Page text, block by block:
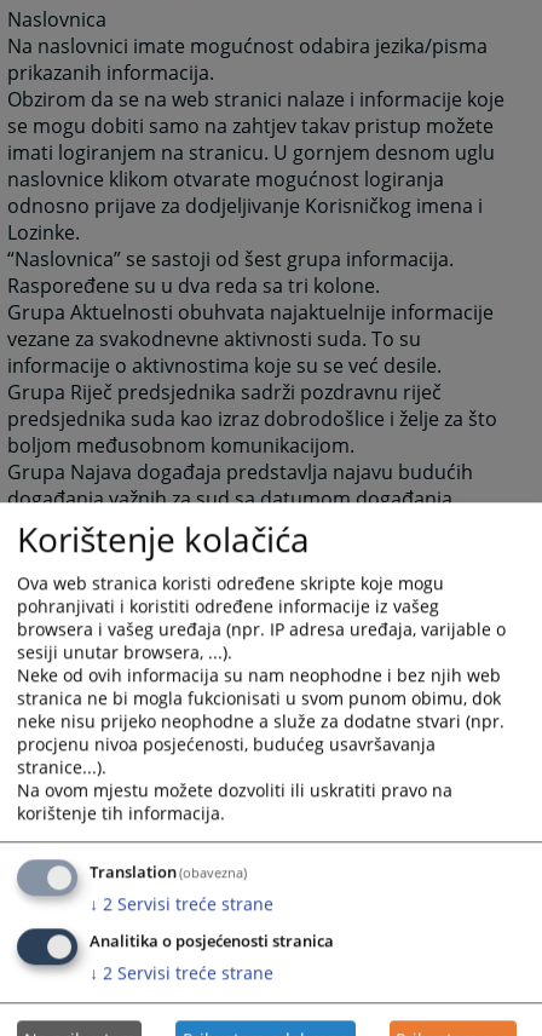
Naslovnica
Na naslovnici imate mogućnost odabira jezika/pisma
prikazanih informacija.
Obzirom da se na web stranici nalaze i informacije koje
se mogu dobiti samo na zahtjev takav pristup možete
imati logiranjem na stranicu. U gornjem desnom uglu
naslovnice klikom otvarate mogućnost logiranja
odnosno prijave za dodjeljivanje Korisničkog imena i
Lozinke.
“Naslovnica” se sastoji od šest grupa informacija.
Raspoređene su u dva reda sa tri kolone.
Grupa Aktuelnosti obuhvata najaktuelnije informacije
vezane za svakodnevne aktivnosti suda. To su
informacije o aktivnostima koje su se već desile.
Grupa Riječ predsjednika sadrži pozdravnu riječ
predsjednika suda kao izraz dobrodošlice i želje za što
boljom međusobnom komunikacijom.
Grupa Najava događaja predstavlja najavu budućih
događanja važnih za sud sa datumom događanja.
Grupa često postavljana pitanja prikazuje pitanja i
odgovore koji su najčešće postavljana sudu, a vezana
su za rad suda ili druge aktivnosti vezane za sam sud.
Grupa Raspored suđenja prikazuje detaljne informacije
o suđenjima u sudu za određeni vremenski period.
Grupa Vijesti iz pravosuđa obuhvata informacije koje
su vezane za pravosuđe BiH u cjelini.
Unutar svih grupa starije novosti i informacije osim
onih koje su na naslovnici nisu zbrisane. Klikom na riječ
“više” prebaciti će vas arhivu aktuelnosti ili drugih
informacija.
Rad suda
Klikom na Rad suda otvoriti će vam se web stranicama
sa svim novostima (arhivom) koje su vezane za rad
suda.
Klikom na neku od kategorija možete dobiti
informacije: o dokumentima koje na sudu možete
dobiti, o samoj organizaciji suda, o statistici o protoku
predmeta, o osnivanju suda, o uposlenicima suda.
Korištenje kolačića
Ova web stranica koristi određene skripte koje mogu
pohranjivati i koristiti određene informacije iz vašeg
browsera i vašeg uređaja (npr. IP adresa uređaja, varijable o
sesiji unutar browsera, ...).
Neke od ovih informacija su nam neophodne i bez njih web
stranica ne bi mogla fukcionisati u svom punom obimu, dok
neke nisu prijeko neophodne a služe za dodatne stvari (npr.
procjenu nivoa posjećenosti, budućeg usavršavanja
stranice...).
Na ovom mjestu možete dozvoliti ili uskratiti pravo na
korištenje tih informacija.
Translation(obavezna)
↓ 2 Servisi treće strane
Analitika o posjećenosti stranica
↓ 2 Servisi treće strane